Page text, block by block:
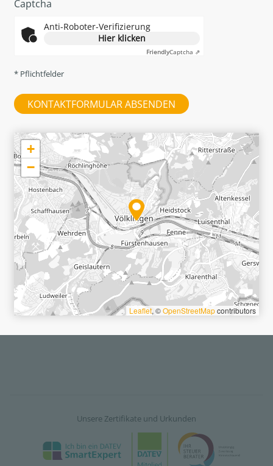
Captcha
Anti-Roboter-Verifizierung
Hier klicken
FriendlyCaptcha ⇗
* Pflichtfelder
+
−
Leaflet, ©OpenStreetMapcontributors
Unsere Zertifikate und Urkunden